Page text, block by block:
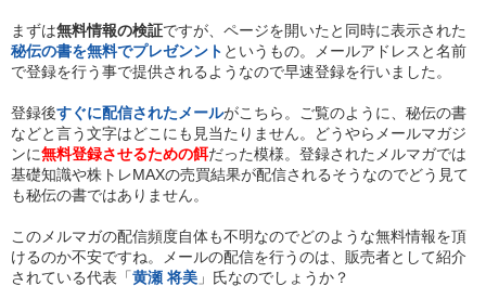
まずは無料情報の検証ですが、ページを開いたと同時に表示された
秘伝の書を無料でプレゼンント というもの。メールアドレスと名前
で登録を行う事で提供されるようなので早速登録を行いました。
登録後すぐに配信されたメールがこちら。ご覧のように、秘伝の書
などと言う文字はどこにも見当たりません。どうやらメールマガジ
ンに無料登録させるための餌だった模様。登録されたメルマガでは
基礎知識や株トレMAXの売買結果が配信されるそうなのでどう見て
も秘伝の書ではありません。
このメルマガの配信頻度自体も不明なのでどのような無料情報を頂
けるのか不安ですね。メールの配信を行うのは、販売者として紹介
されている代表「黄瀬 将美 」氏なのでしょうか？